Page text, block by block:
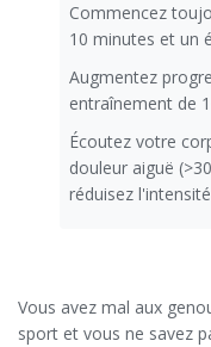
Commencez
10 minutes et un
Augmentez
entraînement de
Écoutez votre
douleur aiguë
réduisez
Vous avez mal aux
sport et vous ne savez